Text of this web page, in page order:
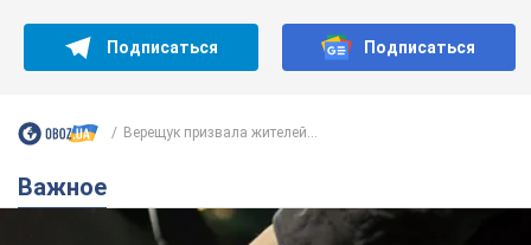
Подписаться Подписаться
Верещук призвала жителей...
Важное